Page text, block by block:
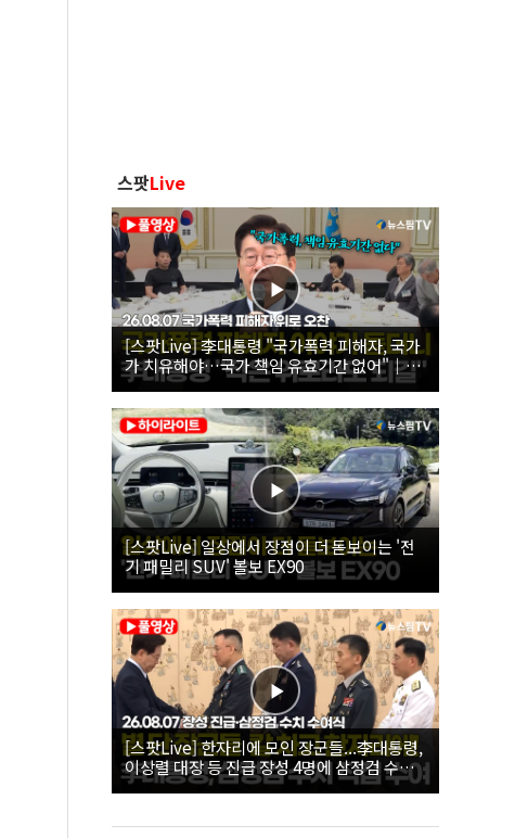
스팟Live
[스팟Live] 李대통령 "국가폭력 피해자, 국가
가 치유해야…국가 책임 유효기간 없어"｜
26.08.07 국가폭력 피해자 위로 오찬
[스팟Live] 일상에서 장점이 더 돋보이는 '전
기 패밀리 SUV' 볼보 EX90
[스팟Live] 한자리에 모인 장군들...李대통령,
이상렬 대장 등 진급 장성 4명에 삼정검 수치
직접 수여｜26.08.07 장성 진급·삼정검 수치